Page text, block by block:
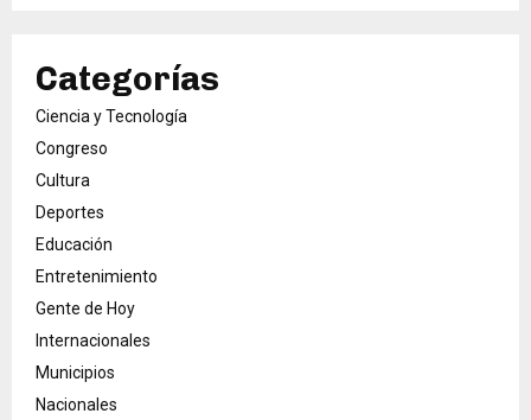
Categorías
Ciencia y Tecnología
Congreso
Cultura
Deportes
Educación
Entretenimiento
Gente de Hoy
Internacionales
Municipios
Nacionales